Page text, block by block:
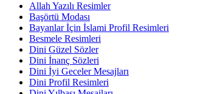
Allah Yazılı Resimler
Başörtü Modası
Bayanlar İçin İslami Profil Resimleri
Besmele Resimleri
Dini Güzel Sözler
Dini İnanç Sözleri
Dini İyi Geceler Mesajları
Dini Profil Resimleri